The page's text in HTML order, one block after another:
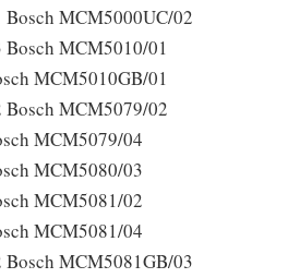
MCM5000UC/02
MCM5010/01
MCM5010GB/01
MCM5079/02
MCM5079/04
MCM5080/03
MCM5081/02
MCM5081/04
MCM5081GB/03